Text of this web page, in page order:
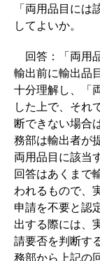
「両用品目には
してよいか。
回答：「両用
輸出前に輸出品
十分理解し、「
した上で、それ
断できない場合
務部は輸出者が
両用品目に該当
回答はあくまで
われるもので、
申請を不要と認
出する際には、
請要否を判断す
務部から上記の